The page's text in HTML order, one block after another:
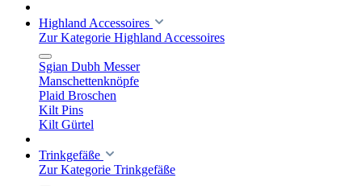
Highland Accessoires
Zur Kategorie Highland Accessoires
Sgian Dubh Messer
Manschettenknöpfe
Plaid Broschen
Kilt Pins
Kilt Gürtel
Trinkgefäße
Zur Kategorie Trinkgefäße